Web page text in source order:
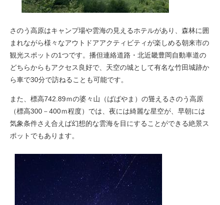
さのう高原はキャンプ場や雲海の見えるホテルがあり、森林に囲
まれながら様々なアウトドアアクティビティが楽しめる朝来市の
観光スポットの1つです。播但連絡道路・北近畿豊岡自動車道の
どちらからもアクセス良好で、天空の城として有名な竹田城跡か
ら車で30分で訪ねることも可能です。
また、標高742.89ｍの婆々山（ばばやま）の聳えるさのう高原
（標高300－400ｍ程度）では、夜には綺麗な星空が、早朝には
気象条件さえ合えば幻想的な雲海を目にすることができる絶景ス
ポットでもあります。